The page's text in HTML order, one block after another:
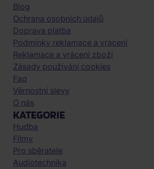
Blog
Ochrana osobních údajů
Doprava platba
Podmínky reklamace a vrácení
Reklamace a vrácení zboží
Zásady používání cookies
Faq
Věrnostní slevy
O nás
KATEGORIE
Hudba
Filmy
Pro sběratele
Audiotechnika